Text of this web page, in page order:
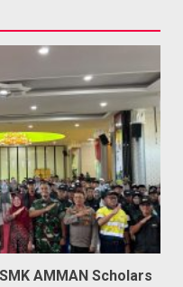
AMMAN Scholars